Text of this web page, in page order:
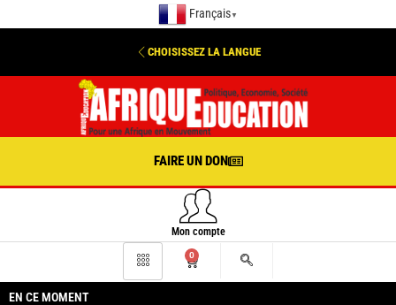
Français ▼
CHOISISSEZ LA LANGUE
FAIRE UN DON
Mon compte
0
EN CE MOMENT